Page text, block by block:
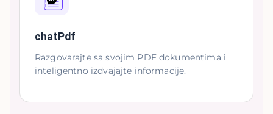
chatPdf
Razgovarajte sa svojim PDF dokumentima i
inteligentno izdvajajte informacije.